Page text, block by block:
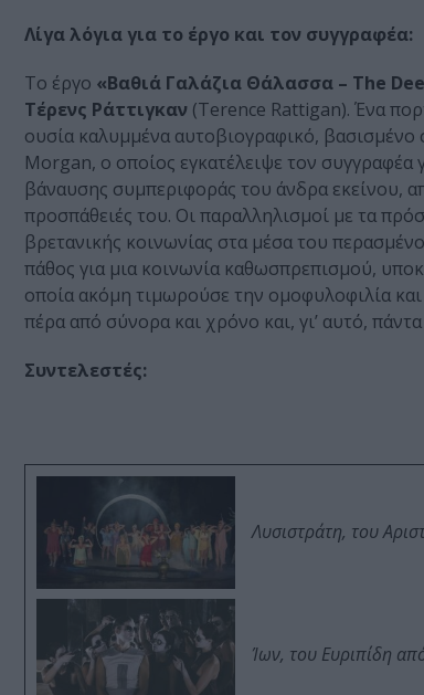
Λίγα λόγια για το έργο και τον συγγραφέα:
Το έργο «Βαθιά Γαλάζια Θάλασσα – The
Τέρενς Ράττιγκαν (Τerence Rattigan). Ένα
ουσία καλυμμένα αυτοβιογραφικό,
Morgan, ο οποίος εγκατέλειψε τον συγγραφέα
βάναυσης συμπεριφοράς του άνδρα εκείνου,
προσπάθειές του. Οι παραλληλισμοί με τα
βρετανικής κοινωνίας στα μέσα του
πάθος για μια κοινωνία καθωσπρεπισμού,
οποία ακόμη τιμωρούσε την ομοφυλοφιλία
πέρα από σύνορα και χρόνο και, γι’ αυτό, πάντα
Συντελεστές:
Λυσιστράτη, του
Ίων, του Ευριπίδη